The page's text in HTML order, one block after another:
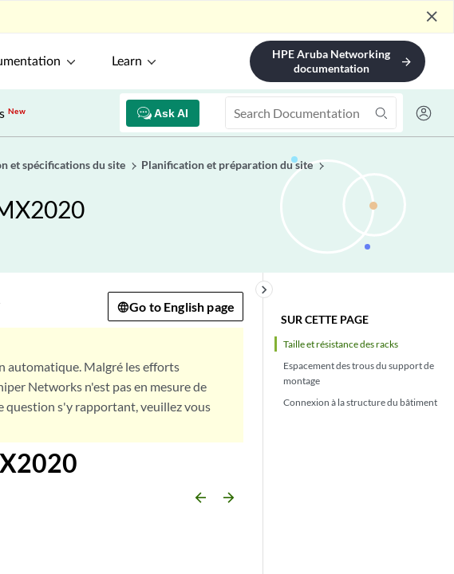
close
Learn
HPE Aruba Networking
documentation
arrow_forward
Ask AI
New
et spécifications du site Planification et préparation du site
SUR CETTE PAGE
Taille et résistance des racks
Espacement des trous du support de
montage
Connexion à la structure du bâtiment
keyboard_arrow_right
Go to English page
automatique. Malgré les efforts
Networks n'est pas en mesure de
s'y rapportant, veuillez vous
arrow_backward arrow_forward